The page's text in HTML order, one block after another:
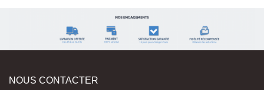
NOUS CONTACTER